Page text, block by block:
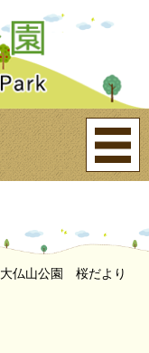
大仏山公園 桜だより